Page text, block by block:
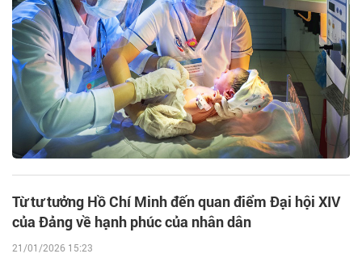
Từ tư tưởng Hồ Chí Minh đến quan điểm Đại hội XIV
của Đảng về hạnh phúc của nhân dân
21/01/2026 15:23